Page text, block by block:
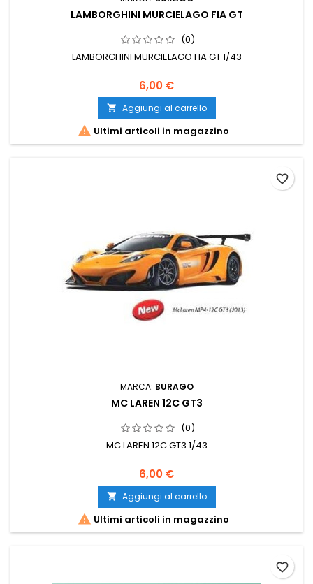
LAMBORGHINI MURCIELAGO FIA GT
(0)
LAMBORGHINI MURCIELAGO FIA GT 1/43
6,00 €
 Aggiungi al carrello
 Ultimi articoli in magazzino
MARCA: BURAGO
MC LAREN 12C GT3
(0)
MC LAREN 12C GT3 1/43
6,00 €
 Aggiungi al carrello
 Ultimi articoli in magazzino
favorite_border
favorite_border